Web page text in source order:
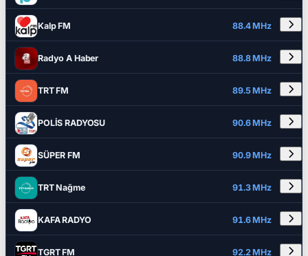
Kalp FM 88.4 MHz
Radyo A Haber 88.8 MHz
TRT FM 89.5 MHz
POLİS RADYOSU 90.6 MHz
SÜPER FM 90.9 MHz
TRT Nağme 91.3 MHz
KAFA RADYO 91.6 MHz
TGRT FM 92.2 MHz